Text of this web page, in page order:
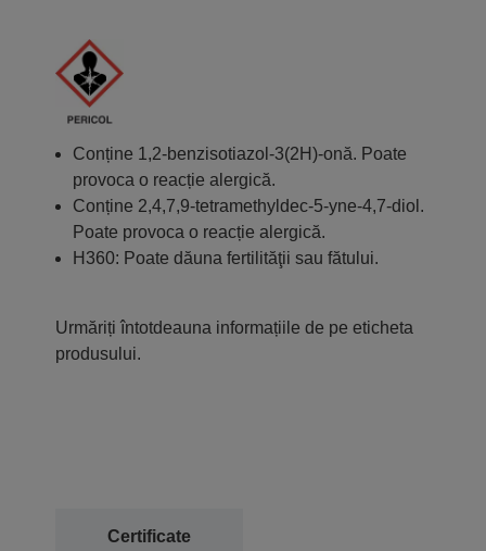
Conține 1,2-benzisotiazol-3(2H)-onă. Poate
provoca o reacție alergică.
Conține 2,4,7,9-tetramethyldec-5-yne-4,7-diol.
Poate provoca o reacție alergică.
H360: Poate dăuna fertilităţii sau fătului.
Urmăriți întotdeauna informațiile de pe eticheta
produsului.
Certificate